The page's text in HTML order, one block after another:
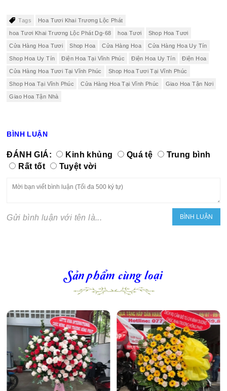
Tags Hoa Tươi Khai Trương Lộc Phát
hoa Tươi Khai Trương Lộc Phát Dg-68 hoa Tươi Shop Hoa Tươi
Cửa Hàng Hoa Tươi Shop Hoa Cửa Hàng Hoa Cửa Hàng Hoa Uy Tín
Shop Hoa Uy Tín Điện Hoa Tại Vĩnh Phúc Điện Hoa Uy Tín Điện Hoa
Cửa Hàng Hoa Tươi Tại Vĩnh Phúc Shop Hoa Tươi Tại Vĩnh Phúc
Shop Hoa Tại Vĩnh Phúc Cửa Hàng Hoa Tại Vĩnh Phúc Giao Hoa Tận Nơi
Giao Hoa Tận Nhà
BÌNH LUẬN
ĐÁNH GIÁ: Kinh khủng Quá tệ
Trung bình
Rất tốt
Tuyệt vời
Gửi bình luận với tên là...
Sản phẩm cùng loại